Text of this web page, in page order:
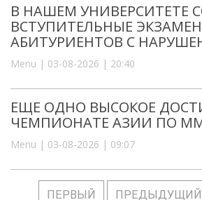
В НАШЕМ УНИВЕРСИТЕТЕ
ВСТУПИТЕЛЬНЫЕ
АБИТУРИЕНТОВ С
Menu | 03-08-2026 | 20:40
ЕЩЕ ОДНО ВЫСОКОЕ
ЧЕМПИОНАТЕ АЗИИ ПО
Menu | 03-08-2026 | 09:07
ПЕРВЫЙ ПРЕДЫДУЩИЙ